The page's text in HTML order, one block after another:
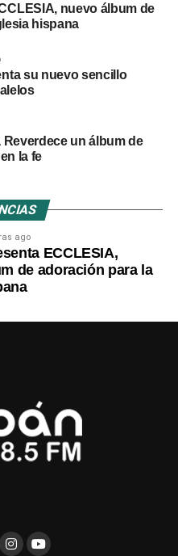
nuevo álbum de
hispana
su nuevo sencillo
Reverdece un álbum de
la fe
ago
ECCLESIA,
de adoración para la